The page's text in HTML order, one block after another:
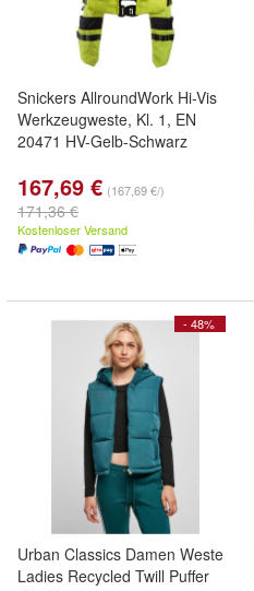
Snickers AllroundWork Hi-Vis
Werkzeugweste, Kl. 1, EN
20471 HV-Gelb-Schwarz
167,69 € (167,69 €/)
171,36 €
Kostenloser Versand
- 48%
Urban Classics Damen Weste
Ladies Recycled Twill Puffer